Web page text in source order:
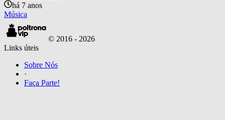
há 7 anos
Música
© 2016 - 2026
Links úteis
Sobre Nós
·
Faça Parte!